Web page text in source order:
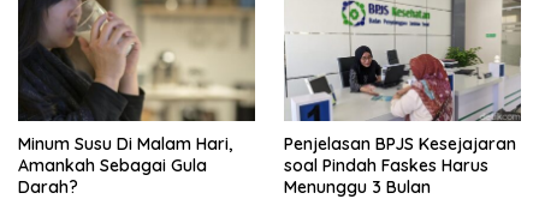
Minum Susu Di Malam Hari,
Amankah Sebagai Gula
Darah?
Penjelasan BPJS Kesejajaran
soal Pindah Faskes Harus
Menunggu 3 Bulan